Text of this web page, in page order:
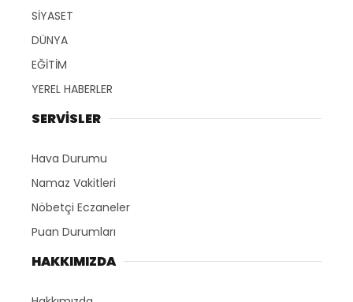
SİYASET
DÜNYA
EĞİTİM
YEREL HABERLER
SERVİSLER
Hava Durumu
Namaz Vakitleri
Nöbetçi Eczaneler
Puan Durumları
HAKKIMIZDA